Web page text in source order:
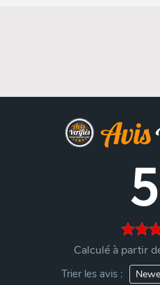
5
Calculé à partir
Trier les avis :